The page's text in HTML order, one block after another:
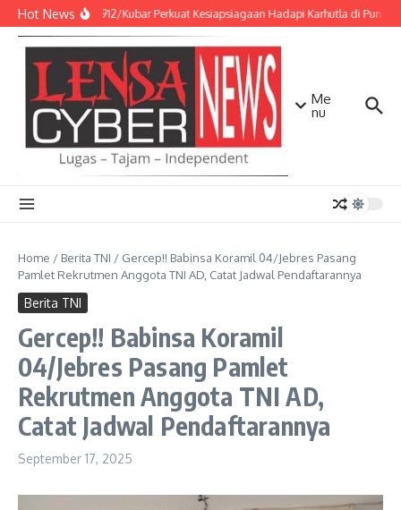
Lewati ke konten
Hot NewsKodim 0912/Kubar Perkuat Kesiapsiagaan Hadapi Karhutla di Puncak
Me
nu
Home / Berita TNI / Gercep!! Babinsa Koramil 04/Jebres Pasang
Pamlet Rekrutmen Anggota TNI AD, Catat Jadwal Pendaftarannya
Berita TNI
Gercep!! Babinsa Koramil
04/Jebres Pasang Pamlet
Rekrutmen Anggota TNI AD,
Catat Jadwal Pendaftarannya
September 17, 2025